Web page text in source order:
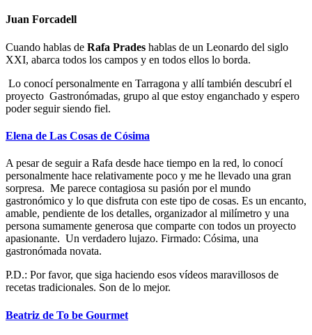
Juan Forcadell
Cuando hablas de Rafa Prades hablas de un Leonardo del siglo
XXI, abarca todos los campos y en todos ellos lo borda.
Lo conocí personalmente en Tarragona y allí también descubrí el
proyecto Gastronómadas, grupo al que estoy enganchado y espero
poder seguir siendo fiel.
Elena de Las Cosas de Cósima
A pesar de seguir a Rafa desde hace tiempo en la red, lo conocí
personalmente hace relativamente poco y me he llevado una gran
sorpresa. Me parece contagiosa su pasión por el mundo
gastronómico y lo que disfruta con este tipo de cosas. Es un encanto,
amable, pendiente de los detalles, organizador al milímetro y una
persona sumamente generosa que comparte con todos un proyecto
apasionante. Un verdadero lujazo. Firmado: Cósima, una
gastronómada novata.
P.D.: Por favor, que siga haciendo esos vídeos maravillosos de
recetas tradicionales. Son de lo mejor.
Beatriz de To be Gourmet